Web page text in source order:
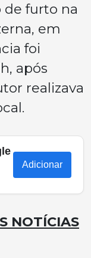
furto na
em
foi
após
realizava
Adicionar
NOTÍCIAS